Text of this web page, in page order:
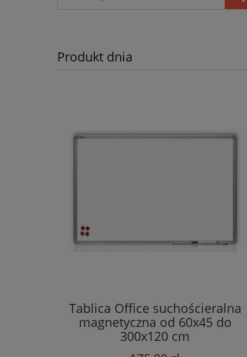
Produkt dnia
Tablica Office suchościeralna
magnetyczna od 60x45 do
300x120 cm